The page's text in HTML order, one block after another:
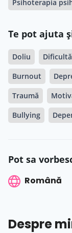
Psihoterapia
Te pot ajuta
Doliu
Burnout
Traumă
Bullying
Pot sa
Română
Despre